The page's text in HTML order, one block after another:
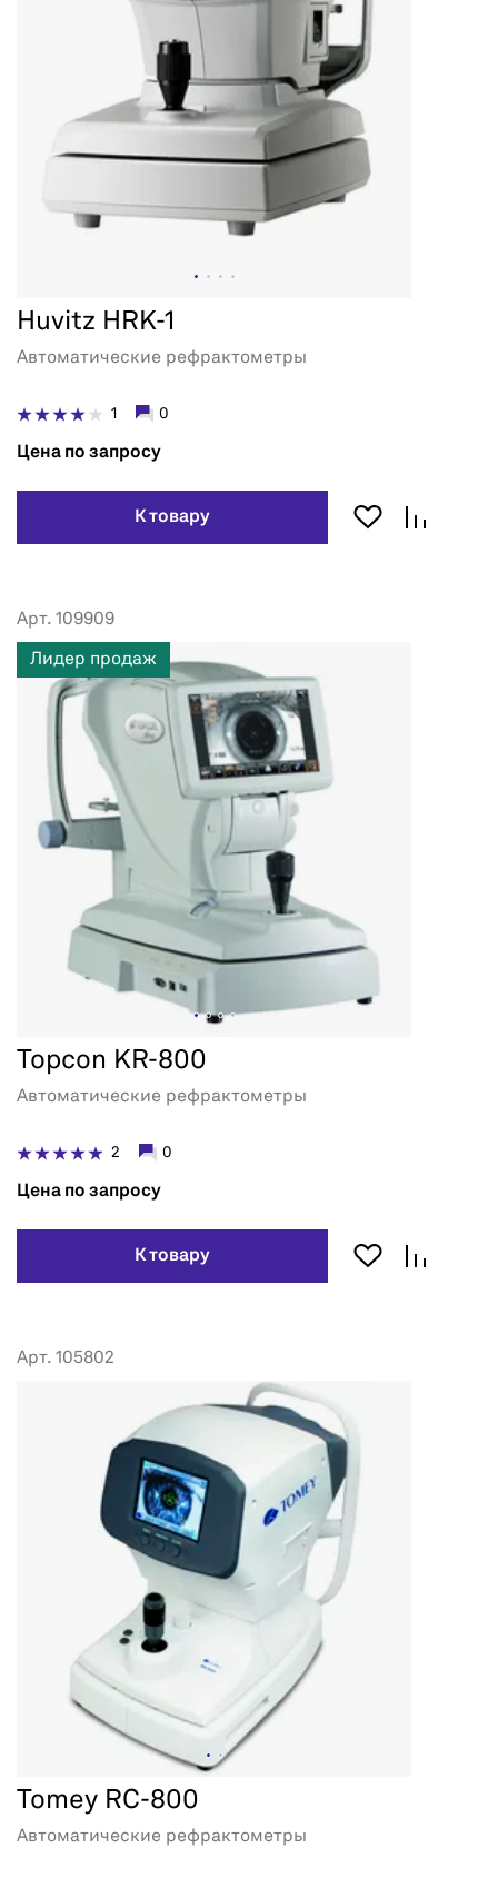
Huvitz HRK-1
Автоматические рефрактометры
1 0
Цена по запросу
К товару
Арт. 109909
Лидер продаж
Topcon KR-800
Автоматические рефрактометры
2 0
Цена по запросу
К товару
Арт. 105802
Tomey RC-800
Автоматические рефрактометры